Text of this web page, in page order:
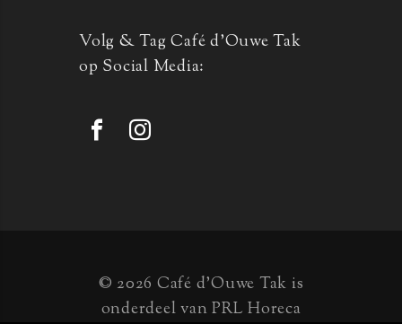
Volg & Tag Café d’Ouwe Tak
op Social Media:
© 2026 Café d’Ouwe Tak is
onderdeel van PRL Horeca